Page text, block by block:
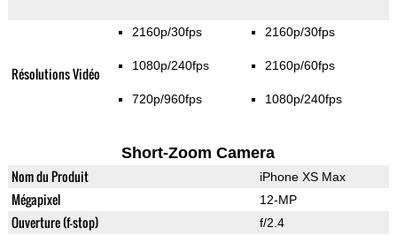
Résolutions Vidéo
2160p/30fps
1080p/240fps
720p/960fps
2160p/30fps
2160p/60fps
1080p/240fps
Short-Zoom Camera
Nom du Produit iPhone XS Max
Mégapixel 12-MP
Ouverture (f-stop) f/2.4